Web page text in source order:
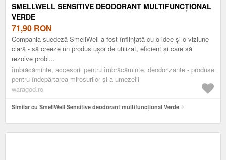
SMELLWELL SENSITIVE DEODORANT MULTIFUNCȚIONAL
VERDE
71,90 RON
Compania suedeză SmellWell a fost înființată cu o idee și o viziune
clară - să creeze un produs ușor de utilizat, eficient și care să
rezolve probl...
îmbrăcăminte, accesorii pentru îmbrăcăminte, deodorizante - produse
pentru îndepărtarea mirosurilor și a umezelii
waragod.ro
Similar cu SmellWell Sensitive deodorant multifuncțional Verde